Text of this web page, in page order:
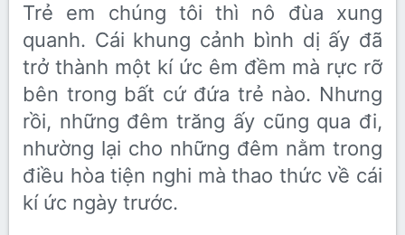
Trẻ em chúng tôi thì nô đùa xung
quanh. Cái khung cảnh bình dị ấy đã
trở thành một kí ức êm đềm mà rực rỡ
bên trong bất cứ đứa trẻ nào. Nhưng
rồi, những đêm trăng ấy cũng qua đi,
nhường lại cho những đêm nằm trong
điều hòa tiện nghi mà thao thức về cái
kí ức ngày trước.